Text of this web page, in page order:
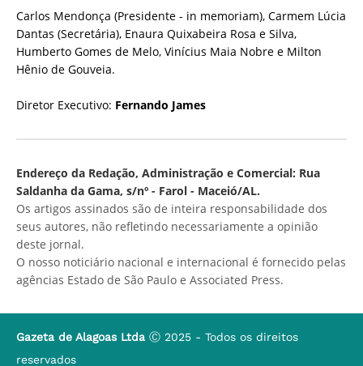
Carlos Mendonça (Presidente - in memoriam), Carmem Lúcia
Dantas (Secretária), Enaura Quixabeira Rosa e Silva,
Humberto Gomes de Melo, Vinícius Maia Nobre e Milton
Hênio de Gouveia.
Diretor Executivo: Fernando James
Endereço da Redação, Administração e Comercial: Rua
Saldanha da Gama, s/nº - Farol - Maceió/AL.
Os artigos assinados são de inteira responsabilidade dos
seus autores, não refletindo necessariamente a opinião
deste jornal.
O nosso noticiário nacional e internacional é fornecido pelas
agências Estado de São Paulo e Associated Press.
Gazeta de Alagoas Ltda Ⓒ 2025 - Todos os direitos
reservados